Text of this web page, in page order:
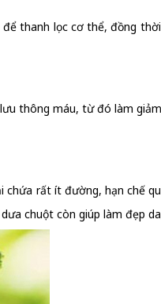
để thanh lọc cơ thể, đồng
thông máu, từ đó làm
rất ít đường, hạn chế
chuột còn giúp làm đẹp